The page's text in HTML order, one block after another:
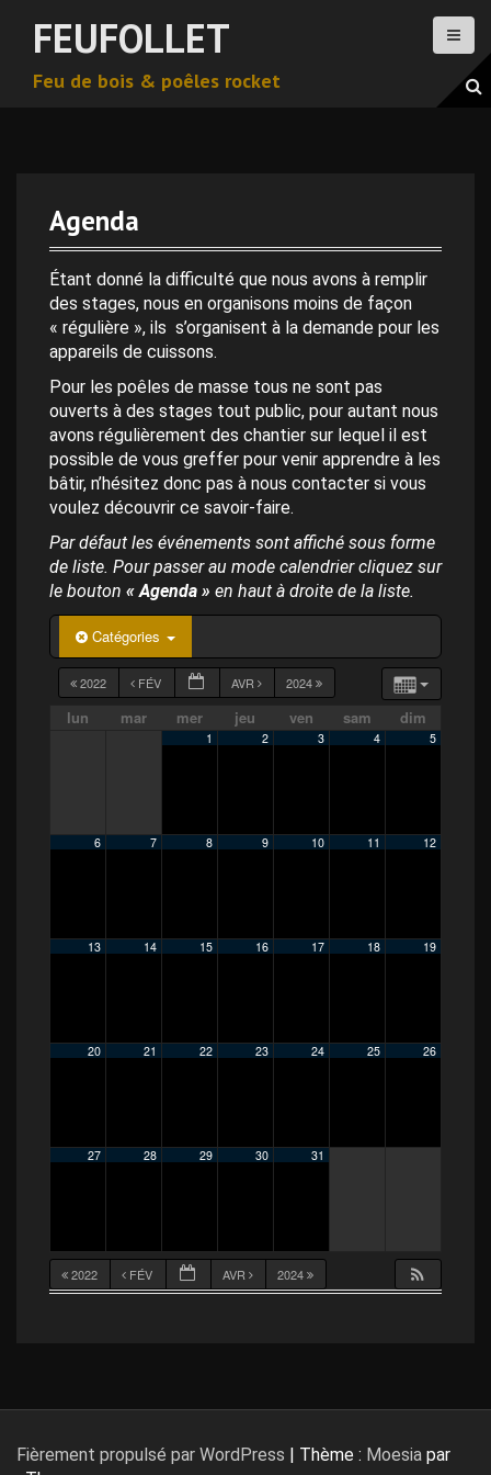
FEUFOLLET
Feu de bois & poêles rocket
Agenda
Étant donné la difficulté que nous avons à remplir
des stages, nous en organisons moins de façon
« régulière », ils s’organisent à la demande pour les
appareils de cuissons.
Pour les poêles de masse tous ne sont pas
ouverts à des stages tout public, pour autant nous
avons régulièrement des chantier sur lequel il est
possible de vous greffer pour venir apprendre à les
bâtir, n’hésitez donc pas à nous contacter si vous
voulez découvrir ce savoir-faire.
Par défaut les événements sont affiché sous forme
de liste. Pour passer au mode calendrier cliquez sur
le bouton « Agenda » en haut à droite de la liste.
Catégories
2022 FÉV AVR 2024
lun mar mer jeu ven sam dim
1 2 3 4 5
6 7 8 9 10 11 12
13 14 15 16 17 18 19
20 21 22 23 24 25 26
27 28 29 30 31
2022 FÉV AVR 2024
Fièrement propulsé par WordPress | Thème : Moesia par